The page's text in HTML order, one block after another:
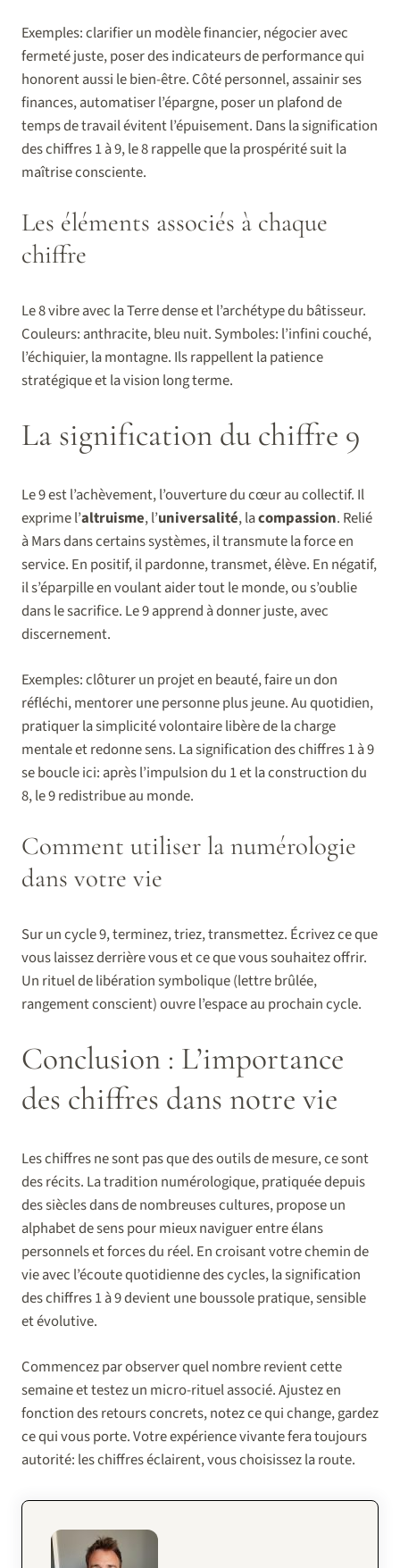
Exemples: clarifier un modèle financier, négocier avec
fermeté juste, poser des indicateurs de performance qui
honorent aussi le bien-être. Côté personnel, assainir ses
finances, automatiser l’épargne, poser un plafond de
temps de travail évitent l’épuisement. Dans la signification
des chiffres 1 à 9, le 8 rappelle que la prospérité suit la
maîtrise consciente.
Les éléments associés à chaque
chiffre
Le 8 vibre avec la Terre dense et l’archétype du bâtisseur.
Couleurs: anthracite, bleu nuit. Symboles: l’infini couché,
l’échiquier, la montagne. Ils rappellent la patience
stratégique et la vision long terme.
La signification du chiffre 9
Le 9 est l’achèvement, l’ouverture du cœur au collectif. Il
exprime l’altruisme, l’universalité, lacompassion. Relié
à Mars dans certains systèmes, il transmute la force en
service. En positif, il pardonne, transmet, élève. En négatif,
il s’éparpille en voulant aider tout le monde, ou s’oublie
dans le sacrifice. Le 9 apprend à donner juste, avec
discernement.
Exemples: clôturer un projet en beauté, faire un don
réfléchi, mentorer une personne plus jeune. Au quotidien,
pratiquer la simplicité volontaire libère de la charge
mentale et redonne sens. La signification des chiffres 1 à 9
se boucle ici: après l’impulsion du 1 et la construction du
8, le 9 redistribue au monde.
Comment utiliser la numérologie
dans votre vie
Sur un cycle 9, terminez, triez, transmettez. Écrivez ce que
vous laissez derrière vous et ce que vous souhaitez offrir.
Un rituel de libération symbolique (lettre brûlée,
rangement conscient) ouvre l’espace au prochain cycle.
Conclusion : L’importance
des chiffres dans notre vie
Les chiffres ne sont pas que des outils de mesure, ce sont
des récits. La tradition numérologique, pratiquée depuis
des siècles dans de nombreuses cultures, propose un
alphabet de sens pour mieux naviguer entre élans
personnels et forces du réel. En croisant votre chemin de
vie avec l’écoute quotidienne des cycles, la signification
des chiffres 1 à 9 devient une boussole pratique, sensible
et évolutive.
Commencez par observer quel nombre revient cette
semaine et testez un micro-rituel associé. Ajustez en
fonction des retours concrets, notez ce qui change, gardez
ce qui vous porte. Votre expérience vivante fera toujours
autorité: les chiffres éclairent, vous choisissez la route.